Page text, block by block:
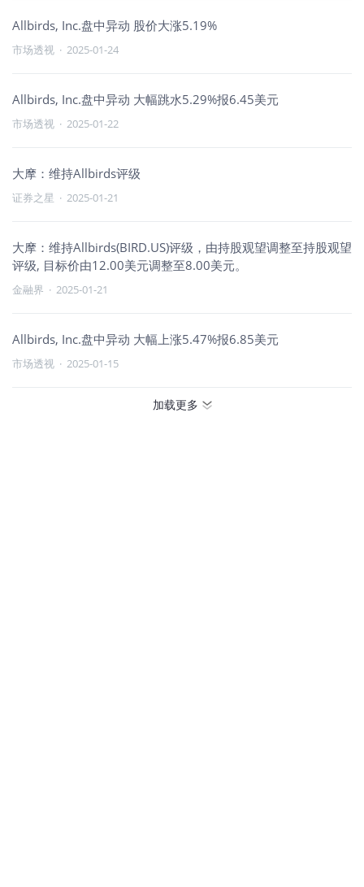
Allbirds, Inc.盘中异动 股价大涨5.19%
市场透视 · 2025-01-24
Allbirds, Inc.盘中异动 大幅跳水5.29%报6.45美元
市场透视 · 2025-01-22
大摩：维持Allbirds评级
证券之星 · 2025-01-21
大摩：维持Allbirds(BIRD.US)评级，由持股观望调整至持股观望
评级, 目标价由12.00美元调整至8.00美元。
金融界 · 2025-01-21
Allbirds, Inc.盘中异动 大幅上涨5.47%报6.85美元
市场透视 · 2025-01-15
加载更多